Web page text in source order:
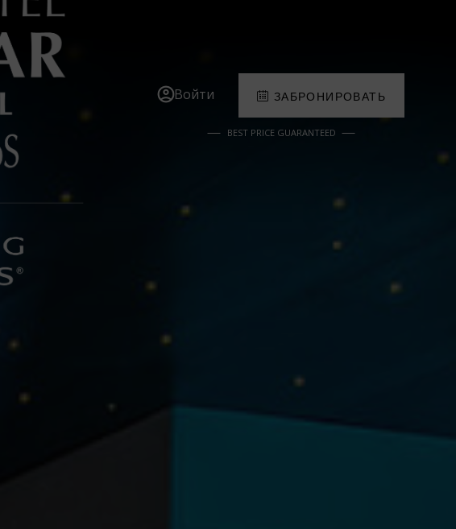
Войти ЗАБРОНИРОВАТЬ
BEST PRICE GUARANTEED